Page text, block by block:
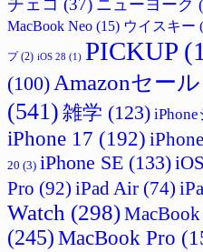
チェコ (37) ニューヨーク
MacBook Neo (15) ウイスキー
プ(2) iOS 28 (1) PICKUP
(100) Amazonセール
(541) 雑学 (123)
iPhone 17 (192)
20 (3) iPhone SE (133)
Pro (92) iPad Air (74)
Watch (298)MacBook
(245) MacBook Pro